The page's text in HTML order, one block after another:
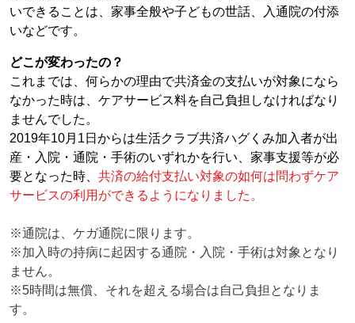
いできることは、家事全般や子どもの世話、入通院の付添
いなどです。
どこが変わったの？
これまでは、何らかの理由で共済金の支払いが対象になら
なかった時は、ケアサービス料を自己負担しなければなり
ませんでした。
2019年10月1日からは生活クラブ共済ハグくみ加入者が出
産・入院・通院・手術のいずれかを行い、家事支援等が必
要となった時、 共済の給付支払い対象の如何は問わずケア
サービスの利用ができるようになりました。
※通院は、ケガ通院に限ります。
※加入時の持病に起因する通院・入院・手術は対象となり
ません。
※5時間は無償、それを超える場合は自己負担となりま
す。